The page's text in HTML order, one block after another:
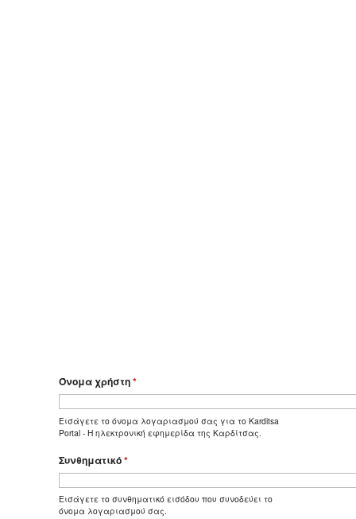
Όνομα χρήστη*
Εισάγετε το όνομα λογαριασμού σας για το Karditsa
Portal - Η ηλεκτρονική εφημερίδα της Καρδίτσας.
Συνθηματικό*
Εισάγετε το συνθηματικό εισόδου που συνοδεύει το
όνομα λογαριασμού σας.